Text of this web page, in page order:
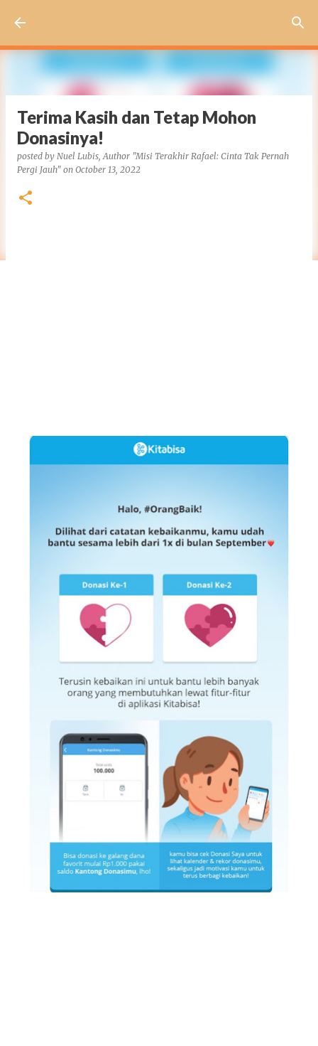
Terima Kasih dan Tetap Mohon
Donasinya!
posted by Nuel Lubis, Author "Misi Terakhir Rafael: Cinta Tak Pernah
Pergi Jauh" on October 13, 2022